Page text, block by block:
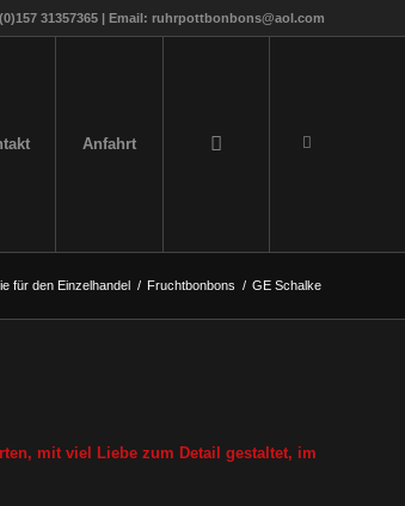
31357365 | Email: ruhrpottbonbons@aol.com
Anfahrt
für den Einzelhandel / Fruchtbonbons / GE Schalke
mit viel Liebe zum Detail gestaltet, im